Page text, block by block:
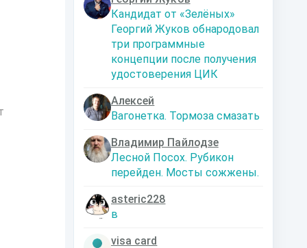
Кандидат от «Зелёных»
Георгий Жуков обнародовал
три программные
концепции после получения
удостоверения ЦИК
Алексей
Вагонетка. Тормоза смазать
Владимир Пайлодзе
Лесной Посох. Рубикон
перейден. Мосты сожжены.
asteric228
в
visa card